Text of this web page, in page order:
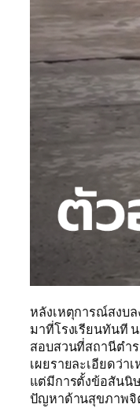
หลังเหตุการณ์สงบล
มาที่โรงเรียนทันที
สอบสวนที่สถานีตำ
เผยรายละเอียดว่า
แต่มีการตั้งข้อสันนิ
ปัญหาด้านสุขภาพจิ